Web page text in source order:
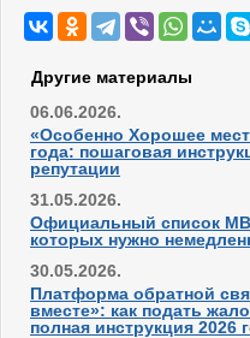
Другие материалы
06.06.2026.
«Особенно Хорошее
года: пошаговая
репутации
31.05.2026.
Официальный список
которых нужно
30.05.2026.
Платформа обратной
вместе»: как подать
полная инструкция 2026